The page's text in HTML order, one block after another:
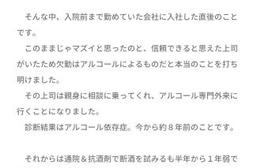
そんな中、入院前まで勤めていた会社に入社した直後のこと
です。
このままじゃマズイと思ったのと、信頼できると思えた上司
がいたため欠勤はアルコールによるものだと本当のことを打ち
明けました。
その上司は親身に相談に乗ってくれ、アルコール専門外来に
行くことになりました。
診断結果はアルコール依存症。今から約８年前のことです。
それからは通院＆抗酒剤で断酒を試みるも半年から１年弱で